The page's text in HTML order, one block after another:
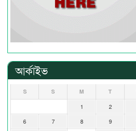
আর্কাইভ
S S M T
1 2
6
7 8 9